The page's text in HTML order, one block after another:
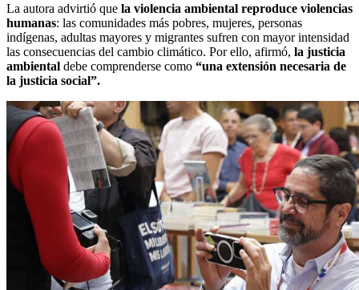
La autora advirtió que la violencia ambiental reproduce violencias
humanas: las comunidades más pobres, mujeres, personas
indígenas, adultas mayores y migrantes sufren con mayor intensidad
las consecuencias del cambio climático. Por ello, afirmó, la justicia
ambiental debe comprenderse como “una extensión necesaria de
la justicia social”.